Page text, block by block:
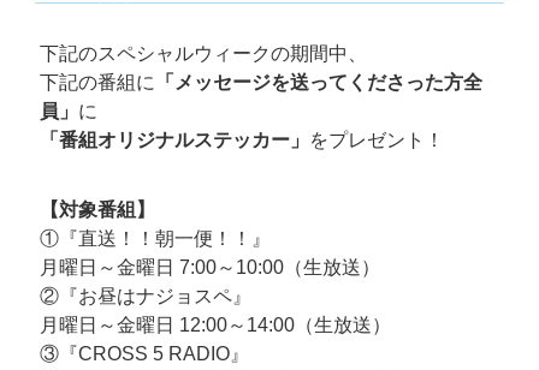
下記のスペシャルウィークの期間中、
下記の番組に 「メッセージを送ってくださった方全
員」 に
「番組オリジナルステッカー」
をプレゼント！
【対象番組】
①『直送！！朝一便！！』
月曜日～金曜日 7:00～10:00（生放送）
②『お昼はナジョスペ』
月曜日～金曜日 12:00～14:00（生放送）
③『CROSS 5 RADIO』